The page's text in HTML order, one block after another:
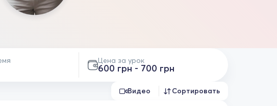
Цена за урок
600 грн - 700 грн
Видео Сортировать